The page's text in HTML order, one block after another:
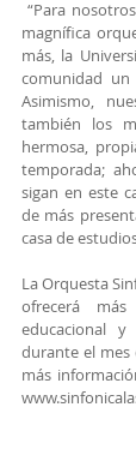
“Para nosotros es un orgullo contar con esta
magnífica
más, la
comunidad
Asimismo,
también los
hermosa,
temporada;
sigan en este
de más
casa de
La Orquesta
ofrecerá
educacional
durante el mes
más